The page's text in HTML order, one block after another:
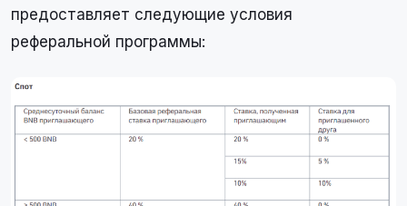
предоставляет следующие условия
реферальной программы: